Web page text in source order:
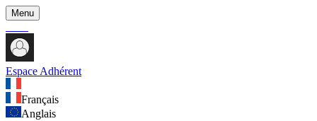
Menu
Espace Adhérent
Français
Anglais